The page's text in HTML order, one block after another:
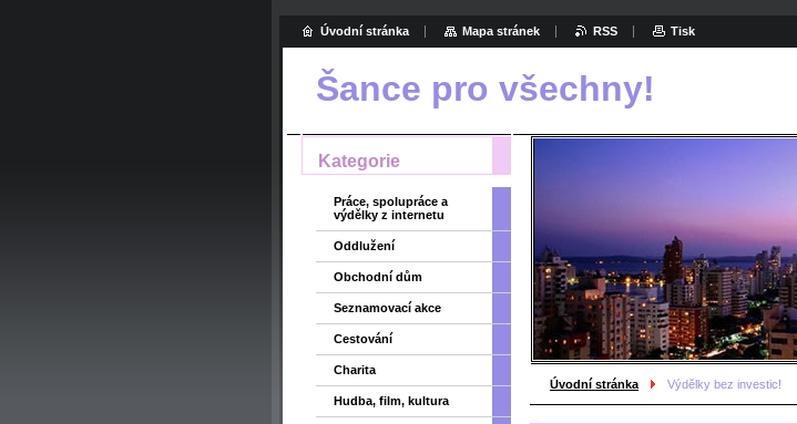
Šance pro všechny!
Úvodní stránka Výdělky bez investic!
Kategorie
Práce, spolupráce a
výdělky z internetu
Oddlužení
Obchodní dům
Seznamovací akce
Cestování
Charita
Hudba, film, kultura
Úvodní stránka Mapa stránek RSS Tisk